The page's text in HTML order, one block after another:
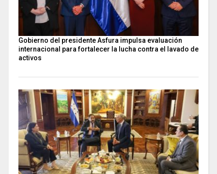
Gobierno del presidente Asfura impulsa evaluación
internacional para fortalecer la lucha contra el lavado de
activos